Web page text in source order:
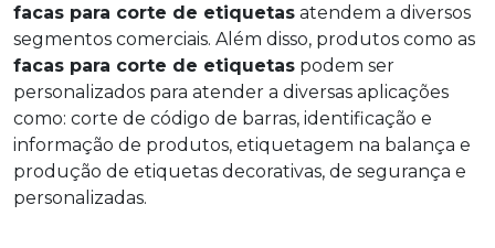
facas para corte de etiquetas atendem a diversos
segmentos comerciais. Além disso, produtos como as
facas para corte de etiquetas podem ser
personalizados para atender a diversas aplicações
como: corte de código de barras, identificação e
informação de produtos, etiquetagem na balança e
produção de etiquetas decorativas, de segurança e
personalizadas.